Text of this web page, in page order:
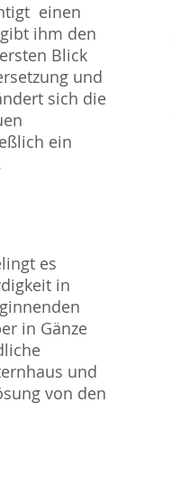
 einen
ihm den
Blick
und
sich die
ein
es
in
in Gänze
und
von den